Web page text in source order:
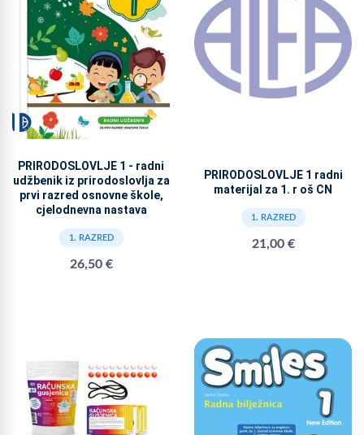
PRIRODOSLOVLJE 1 - radni
udžbenik iz prirodoslovlja za
prvi razred osnovne škole,
cjelodnevna nastava
1. RAZRED
26,50 €
PRIRODOSLOVLJE 1 radni
materijal za 1. r oš CN
1. RAZRED
21,00 €